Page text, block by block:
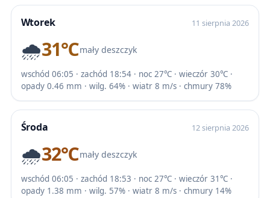
Wtorek 11 sierpnia 2026
🌧️31℃mały deszczyk
wschód 06:05 · zachód 18:54 · noc 27℃ · wieczór 30℃ ·
opady 0.46 mm · wilg. 64% · wiatr 8 m/s · chmury 78%
Środa 12 sierpnia 2026
🌧️32℃mały deszczyk
wschód 06:05 · zachód 18:53 · noc 27℃ · wieczór 31℃ ·
opady 1.38 mm · wilg. 57% · wiatr 8 m/s · chmury 14%